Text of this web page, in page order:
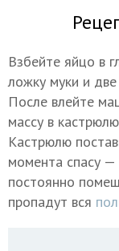
Взбейте яйцо в
ложку муки и
После влейте
массу в
Кастрюлю
момента спасу
постоянно
пропадут вся